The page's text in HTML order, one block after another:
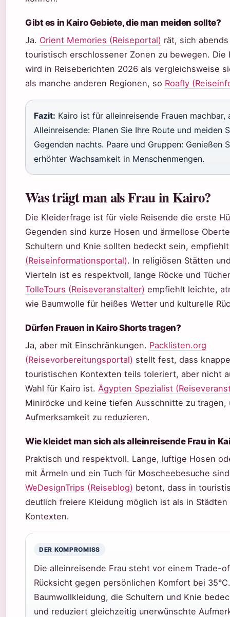
Gibt es in Kairo Gebiete, die man meiden sollte?
Ja. Orient Memories (Reiseportal) rät, sich
touristisch erschlossener Zonen zu bewegen. Die
wird in Reiseberichten 2026 als vergleichsweise
als manche anderen Regionen, so Roafly
Fazit: Kairo ist für alleinreisende Frauen
Alleinreisende: Planen Sie Ihre Route und meiden
Gegenden nachts. Paare und Gruppen: Genießen
erhöhter Wachsamkeit in Menschenmengen.
Was trägt man als Frau in Kairo?
Die Kleiderfrage ist für viele Reisende die erste
Gegenden sind kurze Hosen und ärmellose
Schultern und Knie sollten bedeckt sein,
(Reiseinformationsportal). In religiösen Stätten
Vierteln ist es respektvoll, lange Röcke und
TolleTours (Reiseveranstalter) empfiehlt leichte,
wie Baumwolle für heißes Wetter und kulturelle
Dürfen Frauen in Kairo Shorts tragen?
Ja, aber mit Einschränkungen. Packlisten.org
(Reisevorbereitungsportal) stellt fest, dass
touristischen Kontexten teils toleriert, aber nicht
Wahl für Kairo ist. Ägypten Spezialist
Miniröcke und keine tiefen Ausschnitte zu tragen,
Aufmerksamkeit zu reduzieren.
Wie kleidet man sich als alleinreisende Frau in
Praktisch und respektvoll. Lange, luftige Hosen
mit Ärmeln und ein Tuch für Moscheebesuche
WeDesignTrips (Reiseblog) betont, dass in
deutlich freiere Kleidung möglich ist als in
Kontexten.
DER KOMPROMISS
Die alleinreisende Frau steht vor einem Trade-
Rücksicht gegen persönlichen Komfort bei
Baumwollkleidung, die Schultern und Knie
und reduziert gleichzeitig unerwünschte